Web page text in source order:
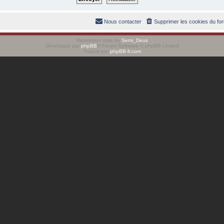
Supprimer les cookies du
Nous contacter
Revolution style by Semi_Deus
Développé par phpBB ® Forum Software © phpBB Limited
Traduit par phpBB-fr.com